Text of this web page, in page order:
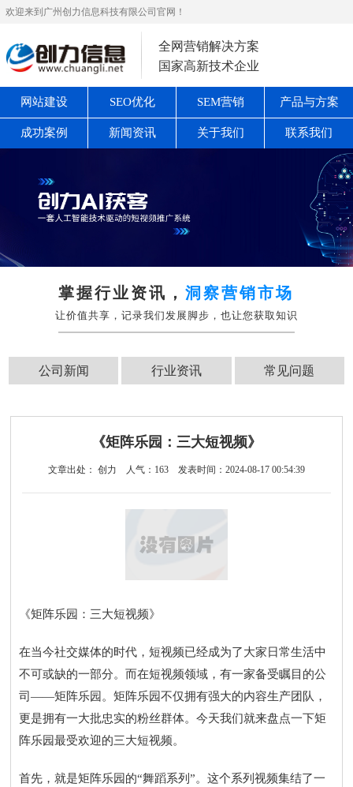
欢迎来到广州创力信息科技有限公司官网！
全网营销解决方案
国家高新技术企业
网站建设 SEO优化 SEM营销 产品与方案
成功案例 新闻资讯 关于我们 联系我们
掌握行业资讯，洞察营销市场
让价值共享，记录我们发展脚步，也让您获取知识
公司新闻 行业资讯 常见问题
《矩阵乐园：三大短视频》
文章出处： 创力 人气： 163 发表时间：2024-08-17 00:54:39
《矩阵乐园：三大短视频》
在当今社交媒体的时代，短视频已经成为了大家日常生活中
不可或缺的一部分。而在短视频领域，有一家备受瞩目的公
司——矩阵乐园。矩阵乐园不仅拥有强大的内容生产团队，
更是拥有一大批忠实的粉丝群体。今天我们就来盘点一下矩
阵乐园最受欢迎的三大短视频。
首先，就是矩阵乐园的“舞蹈系列”。这个系列视频集结了一